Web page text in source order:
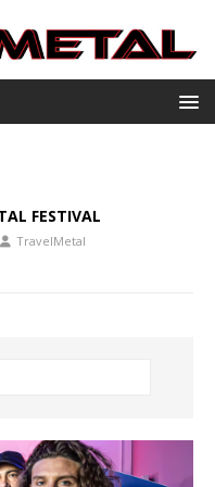
FESTIVAL
TravelMetal